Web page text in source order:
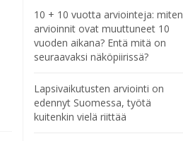
10 + 10 vuotta arviointeja: miten
arvioinnit ovat muuttuneet 10
vuoden aikana? Entä mitä on
seuraavaksi näköpiirissä?
Lapsivaikutusten arviointi on
edennyt Suomessa, työtä
kuitenkin vielä riittää